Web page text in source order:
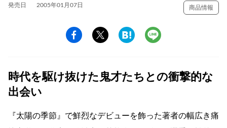
発売日 2005年01月07日 商品情報
時代を駆け抜けた鬼才たちとの衝撃的な
出会い
『太陽の季節』で鮮烈なデビューを飾った著者の幅広き痛